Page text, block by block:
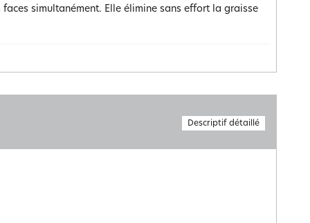
simultanément. Elle élimine sans effort la graisse
Descriptif détaillé